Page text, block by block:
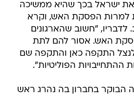
את ישראל בכך שהיא ממשיכה
למרות הפסקת האש, וקרא
לדבריו, "חשוב שהארגונים
האש. אסור להם לתת
לנצל התקפה כאן והתקפה שם
ההתחייבויות הפוליטיות".
הבוקר בחברון בה נהרג ראש